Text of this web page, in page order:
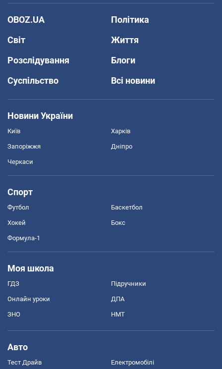
OBOZ.UA
Політика
Світ
Життя
Розслідування
Блоги
Суспільство
Всі новини
Новини України
Київ Харків
Запоріжжя Дніпро
Черкаси
Спорт
Футбол Баскетбол
Хокей Бокс
Формула-1
Моя школа
ГДЗ Підручники
Онлайн уроки ДПА
ЗНО НМТ
Авто
Тест Драйв Електромобілі